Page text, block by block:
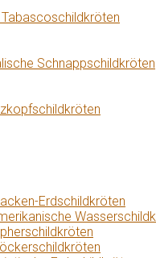
Schnappschildkröten
Erdschildkröten